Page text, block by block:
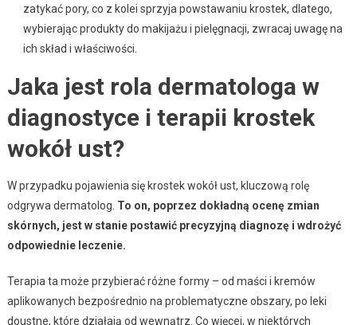
zatykać pory, co z kolei sprzyja powstawaniu krostek, dlatego,
wybierając produkty do makijażu i pielęgnacji, zwracaj uwagę na
ich skład i właściwości.
Jaka jest rola dermatologa w
diagnostyce i terapii krostek
wokół ust?
W przypadku pojawienia się krostek wokół ust, kluczową rolę
odgrywa dermatolog. To on, poprzez dokładną ocenę zmian
skórnych, jest w stanie postawić precyzyjną diagnozę i wdrożyć
odpowiednie leczenie.
Terapia ta może przybierać różne formy – od maści i kremów
aplikowanych bezpośrednio na problematyczne obszary, po leki
doustne, które działają od wewnątrz. Co więcej, w niektórych